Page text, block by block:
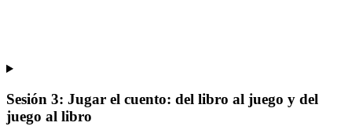
Sesión 3: Jugar el cuento: del libro al juego y del
juego al libro